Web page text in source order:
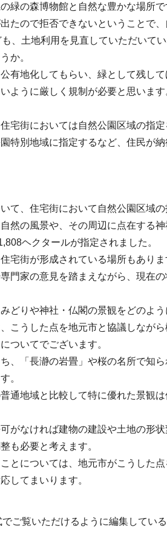
緑の森博物館と自然な豊かな場所
たので拒否できないということで
、土地利用を見直していただいて
か。
有地化してもらい、緑として残し
ように厳しく規制が必要と思いま
宅街においては自然公園区域の指
特別地域に指定するなど、住民が
て、住宅街において自然公園区域
然の風景や、その周辺に点在する
ヘクタールが指定されました。
宅街が形成されている場所もありま
門家の意見を踏まえながら、現在
どりや神社・仏閣の景観をどのよ
こうした点を地元市と協議しながら
ついてでございます。
、「長瀞の岩畳」や桜の名所で知
。
通地域と比較して特に優れた景観
がなければ建物の建設や土地の形
も必要と考えます。
とについては、地元市がこうした
してまいります。
ご覧いただけるように編集してい